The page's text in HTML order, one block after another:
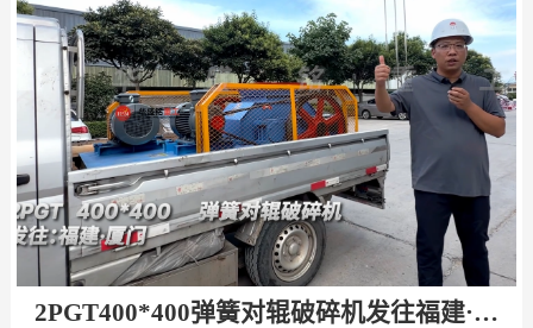
2PGT400*400弹簧对辊破碎机发往福建·厦门！